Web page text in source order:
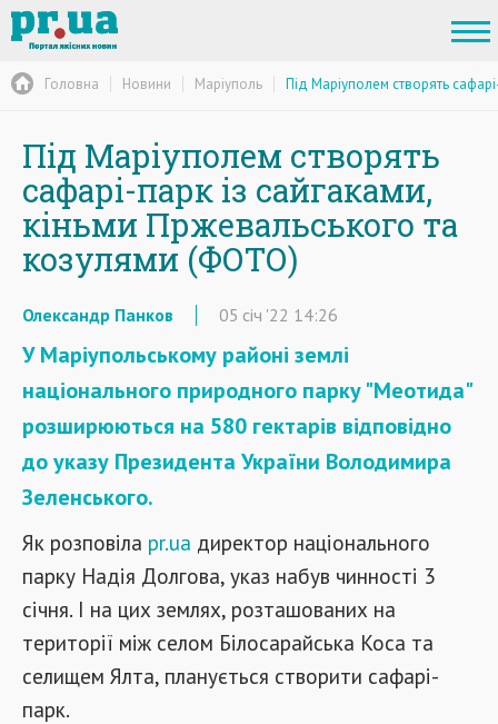
Головна Новини Маріуполь Під Маріуполем створять
Під Маріуполем створять
сафарі-парк із сайгаками,
кіньми Пржевальського та
козулями (ФОТО)
Олександр Панков 05 січ '22 14:26
У Маріупольському районі землі
національного природного парку "Меотида"
розширюються на 580 гектарів відповідно
до указу Президента України Володимира
Зеленського.
Як розповіла pr.ua директор національного
парку Надія Долгова, указ набув чинності 3
січня. І на цих землях, розташованих на
території між селом Білосарайська Коса та
селищем Ялта, планується створити сафарі-
парк.